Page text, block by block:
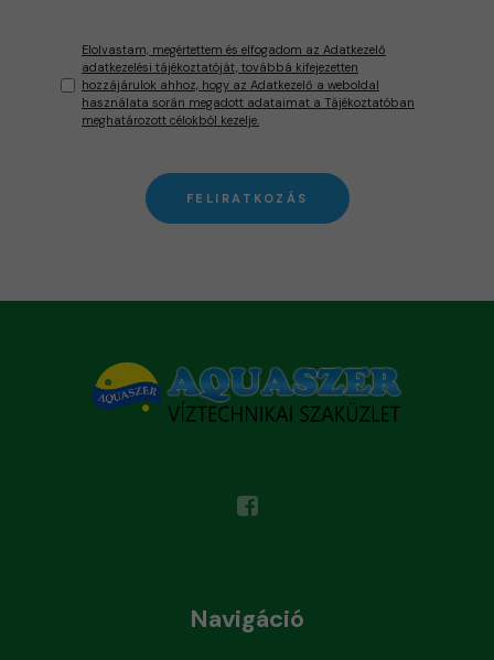
Elolvastam, megértettem és elfogadom az Adatkezelő
adatkezelési tájékoztatóját, továbbá kifejezetten
hozzájárulok ahhoz, hogy az Adatkezelő a weboldal
használata során megadott adataimat a Tájékoztatóban
meghatározott célokból kezelje.
FELIRATKOZÁS
Navigáció